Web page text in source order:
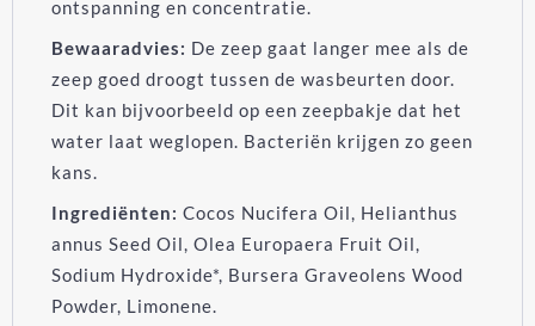
ontspanning en concentratie.
Bewaaradvies: De zeep gaat langer mee als de
zeep goed droogt tussen de wasbeurten door.
Dit kan bijvoorbeeld op een zeepbakje dat het
water laat weglopen. Bacteriën krijgen zo geen
kans.
Ingrediënten: Cocos Nucifera Oil, Helianthus
annus Seed Oil, Olea Europaera Fruit Oil,
Sodium Hydroxide*, Bursera Graveolens Wood
Powder, Limonene.